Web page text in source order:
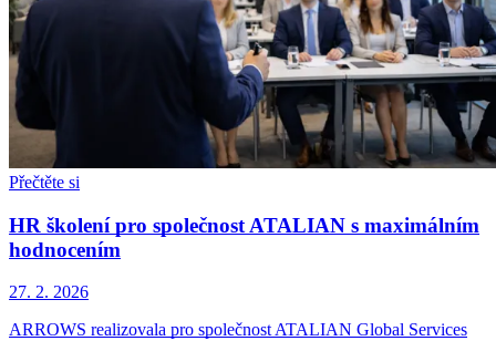
Přečtěte si
HR školení pro společnost ATALIAN s maximálním
hodnocením
27. 2. 2026
ARROWS realizovala pro společnost ATALIAN Global Services